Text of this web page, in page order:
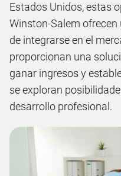
Estados Unidos, estas
Winston-Salem
de integrarse en el
proporcionan una
ganar ingresos y
se exploran
desarrollo profesional.